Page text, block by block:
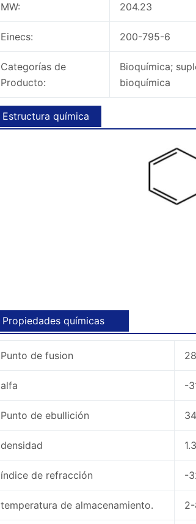
MW: 204.23
Einecs: 200-795-6
Categorías de
Producto:
Bioquímica;
bioquímica
Estructura química
Propiedades químicas
Punto de fusion
alfa -
Punto de ebullición
densidad
índice de refracción -
temperatura de almacenamiento.